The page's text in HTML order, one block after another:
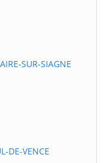
SUR-SIAGNE
DE-VENCE